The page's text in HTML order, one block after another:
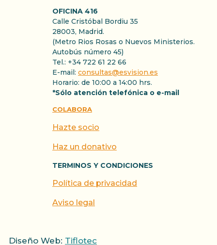
OFICINA 416
Calle Cristóbal Bordiu 35
28003, Madrid.
(Metro Rios Rosas o Nuevos Ministerios.
Autobús número 45)
Tel.: +34 722 61 22 66
E-mail: consultas@esvision.es
Horario: de 10:00 a 14:00 hrs.
*Sólo atención telefónica o e-mail
COLABORA
Hazte socio
Haz un donativo
TERMINOS Y CONDICIONES
Política de privacidad
Aviso legal
Diseño Web: Tiflotec